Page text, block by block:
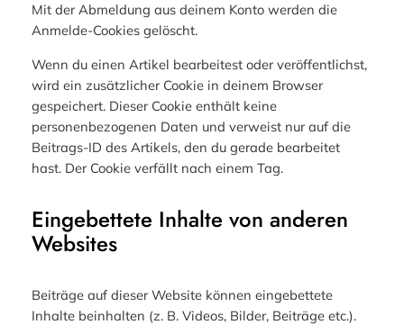
Mit der Abmeldung aus deinem Konto werden die
Anmelde-Cookies gelöscht.
Wenn du einen Artikel bearbeitest oder veröffentlichst,
wird ein zusätzlicher Cookie in deinem Browser
gespeichert. Dieser Cookie enthält keine
personenbezogenen Daten und verweist nur auf die
Beitrags-ID des Artikels, den du gerade bearbeitet
hast. Der Cookie verfällt nach einem Tag.
Eingebettete Inhalte von anderen
Websites
Beiträge auf dieser Website können eingebettete
Inhalte beinhalten (z. B. Videos, Bilder, Beiträge etc.).